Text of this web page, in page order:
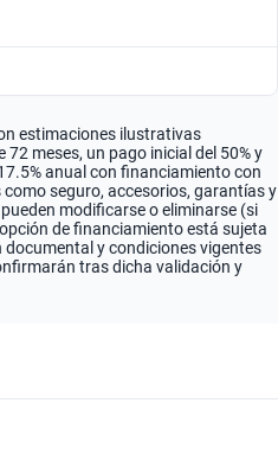
estimaciones ilustrativas
meses, un pago inicial del 50% y
anual con financiamiento con
seguro, accesorios, garantías y
modificarse o eliminarse (si
de financiamiento está sujeta
y condiciones vigentes
tras dicha validación y